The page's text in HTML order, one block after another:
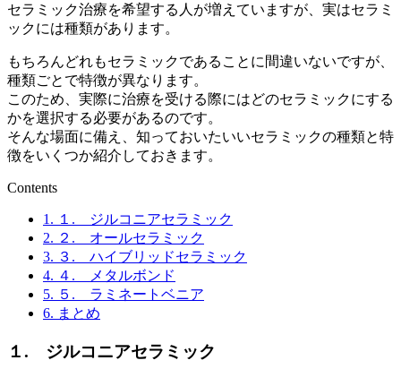
セラミック治療を希望する人が増えていますが、実はセラミ
ックには種類があります。
もちろんどれもセラミックであることに間違いないですが、
種類ごとで特徴が異なります。
このため、実際に治療を受ける際にはどのセラミックにする
かを選択する必要があるのです。
そんな場面に備え、知っておいたいいセラミックの種類と特
徴をいくつか紹介しておきます。
Contents
1. １. ジルコニアセラミック
2. ２. オールセラミック
3. ３. ハイブリッドセラミック
4. ４. メタルボンド
5. ５. ラミネートベニア
6. まとめ
１. ジルコニアセラミック